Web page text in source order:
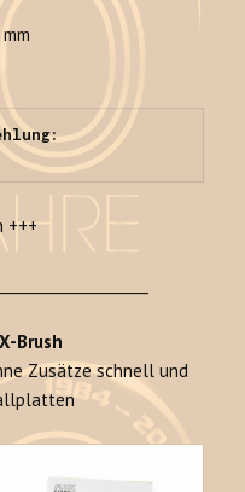
+++
Brush
Zusätze schnell und